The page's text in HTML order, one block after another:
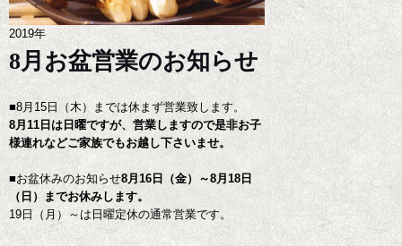
2019年
8月お盆営業のお知らせ
■8月15日（木）までは休まず営業致します。
8月11日は日曜ですが、営業しますので是非お子
様連れなどご家族でもお越し下さいませ。
■お盆休みのお知らせ8月16日（金）～8月18日
（日）までお休みします。
19日（月）～は日曜定休の通常営業です。